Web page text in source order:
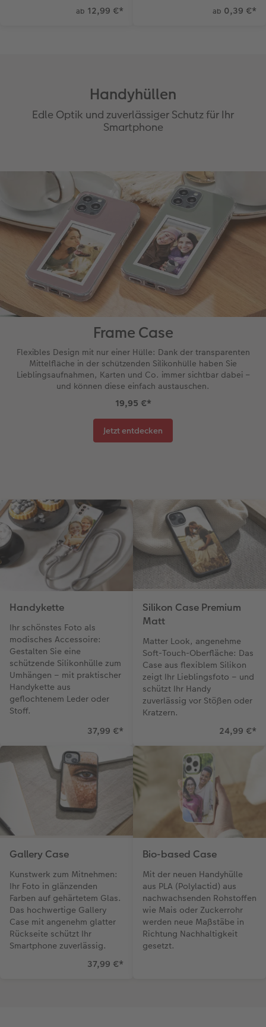
ab 12,99 €* ab 0,39 €*
Handyhüllen
Edle Optik und zuverlässiger Schutz für Ihr
Smartphone
Frame Case
Flexibles Design mit nur einer Hülle: Dank der transparenten
Mittelfläche in der schützenden Silikonhülle haben Sie
Lieblingsaufnahmen, Karten und Co. immer sichtbar dabei –
und können diese einfach austauschen.
19,95 €*
Jetzt entdecken
Handykette
Ihr schönstes Foto als
modisches Accessoire:
Gestalten Sie eine
schützende Silikonhülle zum
Umhängen – mit praktischer
Handykette aus
geflochtenem Leder oder
Stoff.
37,99 €*
Silikon Case Premium
Matt
Matter Look, angenehme
Soft-Touch-Oberfläche: Das
Case aus flexiblem Silikon
zeigt Ihr Lieblingsfoto – und
schützt Ihr Handy
zuverlässig vor Stößen oder
Kratzern.
24,99 €*
Gallery Case
Kunstwerk zum Mitnehmen:
Ihr Foto in glänzenden
Farben auf gehärtetem Glas.
Das hochwertige Gallery
Case mit angenehm glatter
Rückseite schützt Ihr
Smartphone zuverlässig.
37,99 €*
Bio-based Case
Mit der neuen Handyhülle
aus PLA (Polylactid) aus
nachwachsenden Rohstoffen
wie Mais oder Zuckerrohr
werden neue Maßstäbe in
Richtung Nachhaltigkeit
gesetzt.